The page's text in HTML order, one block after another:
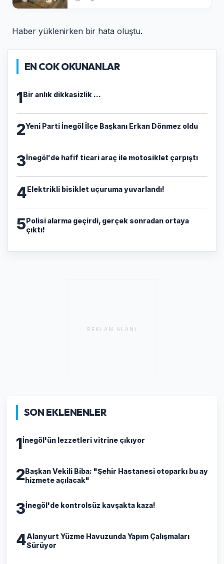
Haber yüklenirken bir hata oluştu.
EN COK OKUNANLAR
1Bir anlık dikkasizlik ...
2Yeni Parti İnegöl İlçe Başkanı Erkan Dönmez oldu
3İnegöl'de hafif ticari araç ile motosiklet çarpıştı
4Elektrikli bisiklet uçuruma yuvarlandı!
5Polisi alarma geçirdi, gerçek sonradan ortaya
çıktı!
REKLAM ALANI
SON EKLENENLER
1İnegöl'ün lezzetleri vitrine çıkıyor
2Başkan Vekili Biba: "Şehir Hastanesi otoparkı bu ay
hizmete açılacak"
3İnegöl'de kontrolsüz kavşakta kaza!
4Alanyurt Yüzme Havuzunda Yapım Çalışmaları
Sürüyor